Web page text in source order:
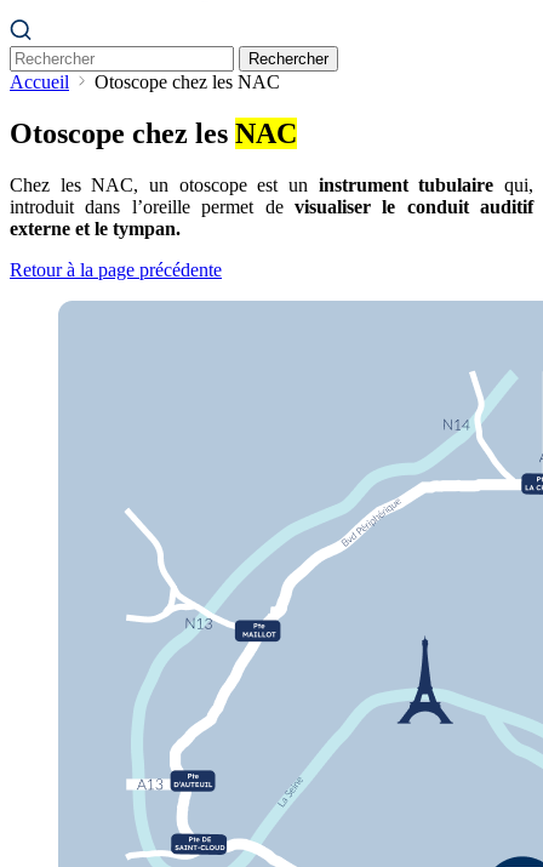
Rechercher
Accueil Otoscope chez les NAC
Otoscope chez les NAC
Chez les NAC, un otoscope est un instrument tubulaire qui,
introduit dans l’oreille permet devisualiser le conduit auditif
externe et le tympan.
Retour à la page précédente